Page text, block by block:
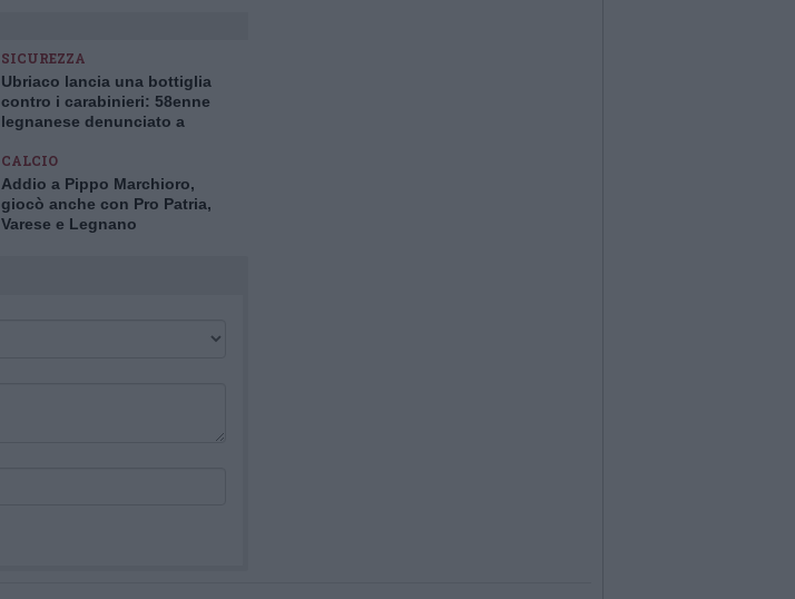
SICUREZZA
Ubriaco lancia una bottiglia
contro i carabinieri: 58enne
legnanese denunciato a
CALCIO
Addio a Pippo Marchioro,
giocò anche con Pro Patria,
Varese e Legnano